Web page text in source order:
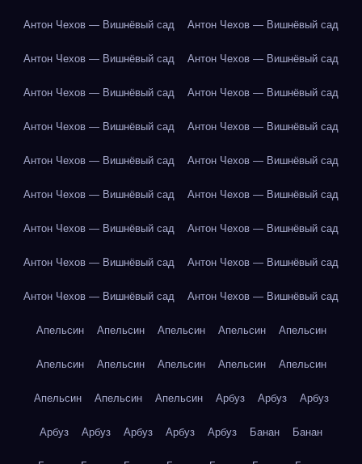
Антон Чехов — Вишнёвый сад Антон Чехов — Вишнёвый сад
Антон Чехов — Вишнёвый сад Антон Чехов — Вишнёвый сад
Антон Чехов — Вишнёвый сад Антон Чехов — Вишнёвый сад
Антон Чехов — Вишнёвый сад Антон Чехов — Вишнёвый сад
Антон Чехов — Вишнёвый сад Антон Чехов — Вишнёвый сад
Антон Чехов — Вишнёвый сад Антон Чехов — Вишнёвый сад
Антон Чехов — Вишнёвый сад Антон Чехов — Вишнёвый сад
Антон Чехов — Вишнёвый сад Антон Чехов — Вишнёвый сад
Антон Чехов — Вишнёвый сад Антон Чехов — Вишнёвый сад
Апельсин Апельсин Апельсин Апельсин Апельсин
Апельсин Апельсин Апельсин Апельсин Апельсин
Апельсин Апельсин Апельсин Арбуз Арбуз Арбуз
Арбуз Арбуз Арбуз Арбуз Арбуз Банан Банан